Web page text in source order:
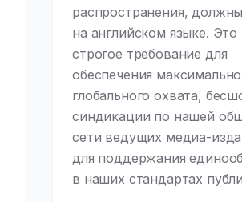
распространения,
на английском языке. Это
строгое требование для
обеспечения
глобального охвата,
синдикации по нашей
сети ведущих медиа-
для поддержания
в наших стандартах